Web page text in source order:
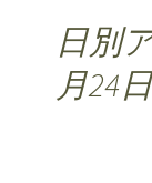
日別
月24日